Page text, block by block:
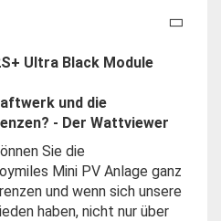
und die
- Der Wattviewer
Sie die
Mini PV Anlage ganz
und wenn sich unsere
haben, nicht nur über